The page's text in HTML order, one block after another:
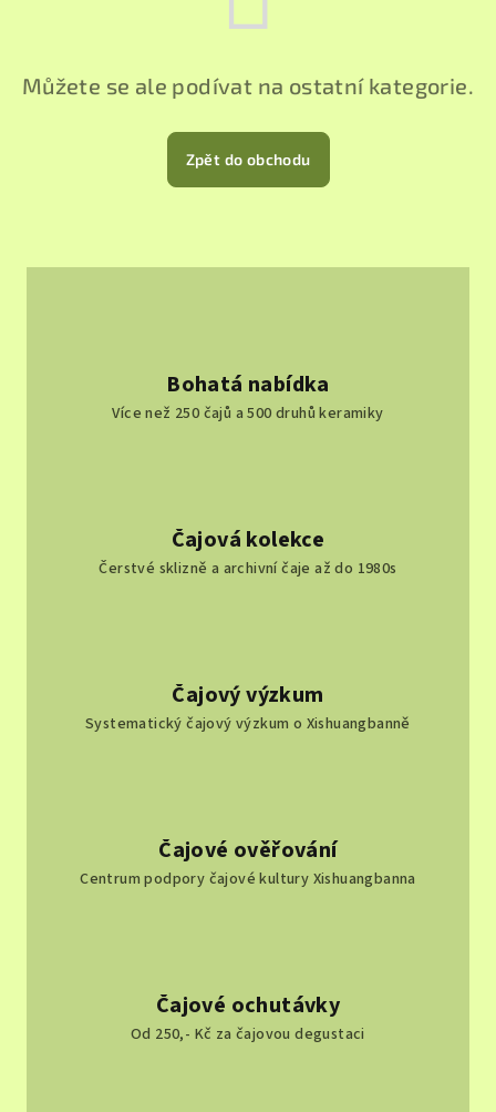
Můžete se ale podívat na ostatní kategorie.
Zpět do obchodu
Bohatá nabídka
Více než 250 čajů a 500 druhů keramiky
Čajová kolekce
Čerstvé sklizně a archivní čaje až do 1980s
Čajový výzkum
Systematický čajový výzkum o Xishuangbanně
Čajové ověřování
Centrum podpory čajové kultury Xishuangbanna
Čajové ochutávky
Od 250,- Kč za čajovou degustaci